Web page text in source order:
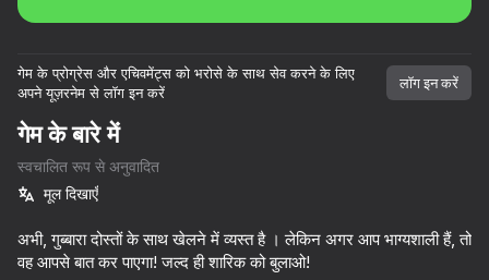
ओरिएंटेशन का समर्थन करता है
गेम के प्रोग्रेस और एचिवमेंट्स को भरोसे के साथ सेव करने के लिए
अपने यूज़रनेम से लॉग इन करें
लॉग इन करें
गेम के बारे में
स्वचालित रूप से अनुवादित
मूल दिखाएँ
अभी, गुब्बारा दोस्तों के साथ खेलने में व्यस्त है । लेकिन अगर आप भाग्यशाली हैं, तो
वह आपसे बात कर पाएगा! जल्द ही शारिक को बुलाओ!